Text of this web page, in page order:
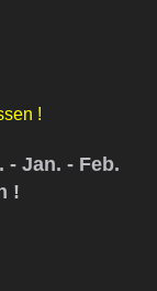
!
- Jan. - Feb.
!